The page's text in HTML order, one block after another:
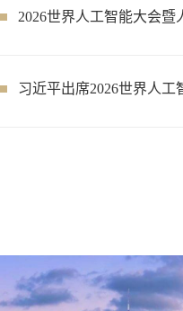
关于开展2026年上海市
商务部等9部门关于加快
工信部等八部门联合印发
本市中小企业市场开拓调
关于上海市各区营商环境
工信部等六部门部署开展